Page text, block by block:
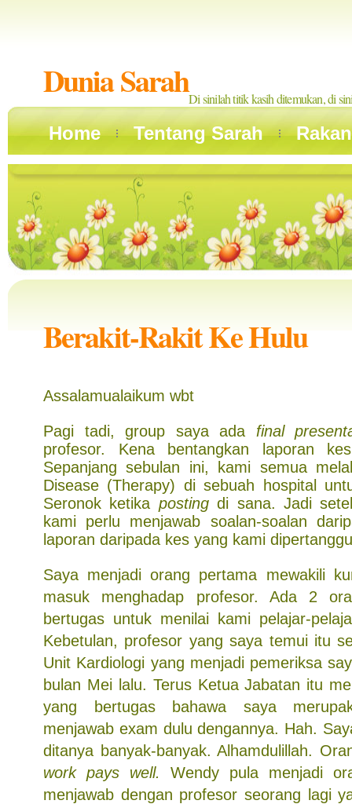
Dunia SarahDi sinilah titik kasih ditemukan, di
Home Tentang Sarah
Berakit-Rakit Ke Hulu
Assalamualaikum wbt
Pagi tadi, group saya ada final
profesor. Kena bentangkan laporan
Sepanjang sebulan ini, kami semua
Disease (Therapy) di sebuah hospital
Seronok ketika postingdi sana. Jadi
kami perlu menjawab soalan-soalan
laporan daripada kes yang kami
Saya menjadi orang pertama mewakili
masuk menghadap profesor. Ada 2
bertugas untuk menilai kami pelajar-
Kebetulan, profesor yang saya temui itu
Unit Kardiologi yang menjadi pemeriksa
bulan Mei lalu. Terus Ketua Jabatan itu
yang bertugas bahawa saya
menjawab exam dulu dengannya. Hah.
ditanya banyak-banyak. Alhamdulillah.
work pays well.
Wendy pula menjadi
menjawab dengan profesor seorang lagi